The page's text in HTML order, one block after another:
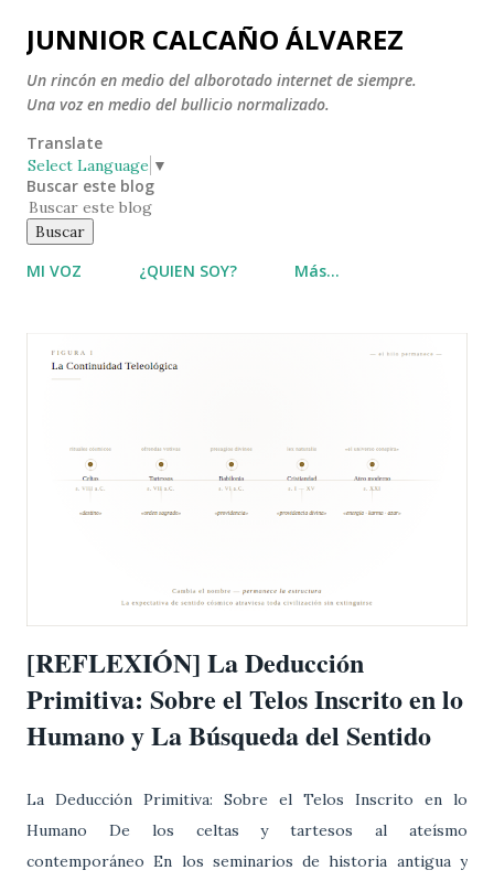
Ir al contenido principal
JUNNIOR CALCAÑO ÁLVAREZ
Un rincón en medio del alborotado internet de siempre.
Una voz en medio del bullicio normalizado.
Translate
Select Language ▼
Buscar este blog
MI VOZ ¿QUIEN SOY? Más…
[REFLEXIÓN] La Deducción
Primitiva: Sobre el Telos Inscrito en lo
Humano y La Búsqueda del Sentido
La Deducción Primitiva: Sobre el Telos Inscrito en lo
Humano De los celtas y tartesos al ateísmo
contemporáneo En los seminarios de historia antigua y